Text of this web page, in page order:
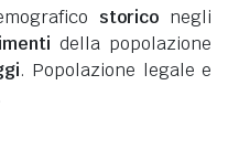
storico negli
della popolazione
. Popolazione legale e